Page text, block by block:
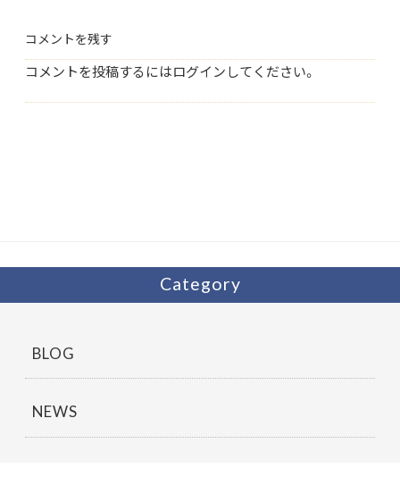
b
o
o
er
o
n
a
コメントを残す
コメントを投稿するにはログインしてください。
Category
BLOG
NEWS